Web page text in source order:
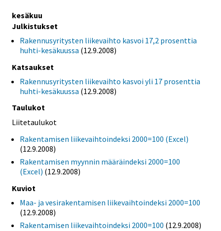
kesäkuu
Julkistukset
Rakennusyritysten liikevaihto kasvoi 17,2 prosenttia
huhti-kesäkuussa (12.9.2008)
Katsaukset
Rakennusyritysten liikevaihto kasvoi yli 17 prosenttia
huhti-kesäkuussa (12.9.2008)
Taulukot
Liitetaulukot
Rakentamisen liikevaihtoindeksi 2000=100 (Excel)
(12.9.2008)
Rakentamisen myynnin määräindeksi 2000=100
(Excel) (12.9.2008)
Kuviot
Maa- ja vesirakentamisen liikevaihtoindeksi 2000=100
(12.9.2008)
Rakentamisen liikevaihtoindeksi 2000=100 (12.9.2008)